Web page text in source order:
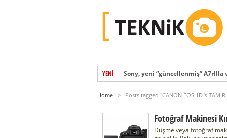
YENI Sony, yeni “güncellenmiş” A7rIIIa
Sony, 26 Ocak’ta süper Alpha
Quad-Pixel AF ve 2021’de
Home > Posts tagged "CANON EOS 1D X TAMİR
Fotoğraf Makinesi
Düşme veya fotoğraf